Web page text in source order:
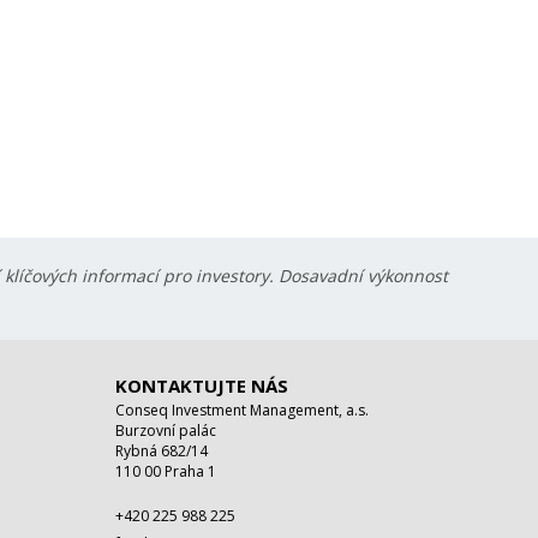
informací pro investory. Dosavadní výkonnost
KONTAKTUJTE NÁS
Conseq Investment Management, a.s.
Burzovní palác
Rybná 682/14
110 00 Praha 1
+420 225 988 225